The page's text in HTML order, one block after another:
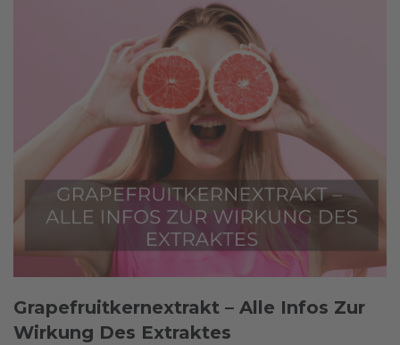
Grapefruitkernextrakt – Alle Infos Zur
Wirkung Des Extraktes